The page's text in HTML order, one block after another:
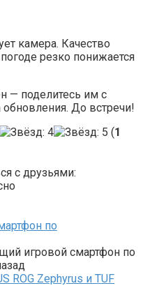
камера. Качество
резко понижается
— поделитесь им с
До встречи!
(1
с друзьями:
по
игровой смартфон по